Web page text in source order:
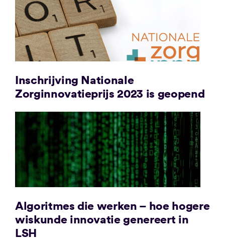
Inschrijving Nationale
Zorginnovatieprijs 2023 is geopend
Algoritmes die werken – hoe hogere
wiskunde innovatie genereert in
LSH